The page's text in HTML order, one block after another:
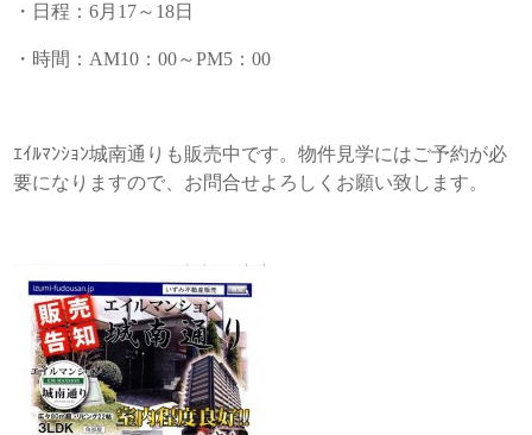
・日程：6月17～18日
・時間：AM10：00～PM5：00
ｴｲﾙﾏﾝｼｮﾝ城南通りも販売中です。物件見学にはご予約が必
要になりますので、お問合せよろしくお願い致します。